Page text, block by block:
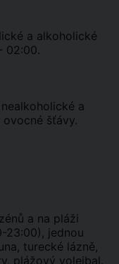
a alkoholické
02:00.
a
šťávy.
a na pláži
23:00), jednou
turecké lázně,
plážový volejbal.